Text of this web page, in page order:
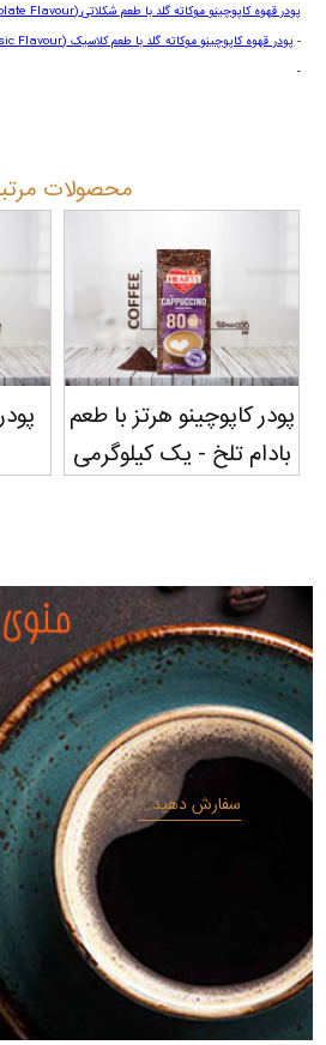
پودر قهوه کاپوچینو موکاته گلد با طعم شکلاتیFlavour)
-پودر قهوه کاپوچینو موکاته گلد با طعم کلاسیکFlavour)
-
محصولات
پودر کاپوچینو هرتز با طعم
بادام تلخ - یک کیلوگرمی
سفارش دهید...